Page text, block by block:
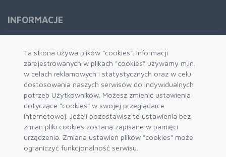
Ta strona używa plików "cookies". Informacji
zarejestrowanych w plikach "cookies" używamy m.in.
w celach reklamowych i statystycznych oraz w celu
dostosowania naszych serwisów do indywidualnych
potrzeb Użytkowników. Możesz zmienić ustawienia
dotyczące "cookies" w swojej przeglądarce
internetowej. Jeżeli pozostawisz te ustawienia bez
zmian pliki cookies zostaną zapisane w pamięci
urządzenia. Zmiana ustawień plików "cookies" może
ograniczyć funkcjonalność serwisu.
INFORMACJE
Formy płatności
Dostawa i wysyłka
Zwrot i wymiana
System rabatowy
Kody rabatowe
Blog